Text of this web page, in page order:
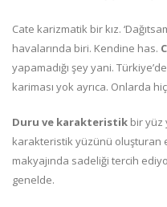
Cate karizmatik bir kız.
havalarında biri. Kendine has.
yapamadığı şey yani.
kariması yok ayrıca. Onlarda
Duru ve karakteristik bir yüz
karakteristik yüzünü oluşturan
makyajında sadeliği tercih
genelde.